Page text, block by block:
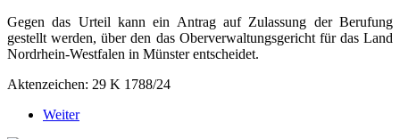
Gegen das Urteil kann ein Antrag auf Zulassung der Berufung
gestellt werden, über den das Oberverwaltungsgericht für das Land
Nordrhein-Westfalen in Münster entscheidet.
Aktenzeichen: 29 K 1788/24
Weiter